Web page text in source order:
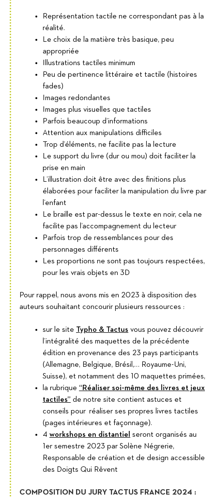
Représentation tactile ne correspondant pas à la
réalité.
Le choix de la matière très basique, peu
appropriée
Illustrations tactiles minimum
Peu de pertinence littéraire et tactile (histoires
fades)
Images redondantes
Images plus visuelles que tactiles
Parfois beaucoup d’informations
Attention aux manipulations difficiles
Trop d’éléments, ne facilite pas la lecture
Le support du livre (dur ou mou) doit faciliter la
prise en main
L’illustration doit être avec des finitions plus
élaborées pour faciliter la manipulation du livre par
l’enfant
Le braille est par-dessus le texte en noir, cela ne
facilite pas l’accompagnement du lecteur
Parfois trop de ressemblances pour des
personnages différents
Les proportions ne sont pas toujours respectées,
pour les vrais objets en 3D
Pour rappel, nous avons mis en 2023 à disposition des
auteurs souhaitant concourir plusieurs ressources :
sur le site Typho & Tactus vous pouvez découvrir
l’intégralité des maquettes de la précédente
édition en provenance des 23 pays participants
(Allemagne, Belgique, Brésil,… Royaume-Uni,
Suisse), et notamment des 10 maquettes primées,
la rubrique “Réaliser soi-même des livres et jeux
tactiles” de notre site contient astuces et
conseils pour réaliser ses propres livres tactiles
(pages intérieures et façonnage).
4 workshops en distantiel seront organisés au
1er semestre 2023 par Solène Négrerie,
Responsable de création et de design accessible
des Doigts Qui Rêvent
COMPOSITION DU JURY TACTUS FRANCE 2024 :